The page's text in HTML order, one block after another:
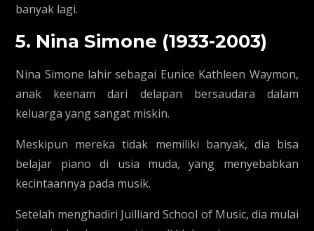
banyak lagi.
5. Nina Simone (1933-2003)
Nina Simone lahir sebagai Eunice Kathleen Waymon,
anak keenam dari delapan bersaudara dalam
keluarga yang sangat miskin.
Meskipun mereka tidak memiliki banyak, dia bisa
belajar piano di usia muda, yang menyebabkan
kecintaannya pada musik.
Setelah menghadiri Juilliard School of Music, dia mulai